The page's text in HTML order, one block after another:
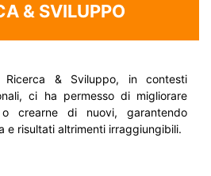
& SVILUPPO
& Sviluppo, in contesti
ci ha permesso di migliorare
crearne di nuovi, garantendo
e risultati altrimenti irraggiungibili.